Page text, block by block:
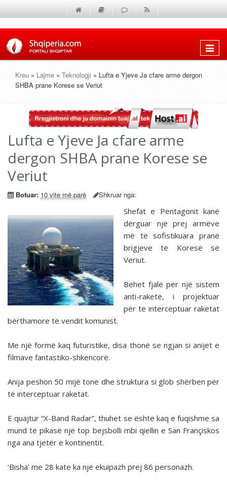
Shfaq
Kreu » Lajme » Teknologji » Lufta e Yjeve Ja cfare arme dergon
SHBA prane Korese se Veriut
Lufta e Yjeve Ja cfare arme
dergon SHBA prane Korese se
Veriut
Botuar: 10 vite më parë Shkruar nga:
Shefat e Pentagonit kanë
dërguar një prej armëve
më të sofistikuara pranë
brigjeve të Koresë së
Veriut.
Bëhet fjalë për një sistem
anti-raketë, i projektuar
për të interceptuar raketat
bërthamore të vendit komunist.
Me një formë kaq futuristike, disa thonë se ngjan si anijet e
filmave fantastiko-shkencorë.
Anija peshon 50 mijë tonë dhe struktura si glob shërben për
të interceptuar raketat.
E quajtur “X-Band Radar”, thuhet se është kaq e fuqishme sa
mund të pikasë një top bejsbolli mbi qiellin e San Françiskos
nga ana tjetër e kontinentit.
‘Bisha’ me 28 kate ka një ekuipazh prej 86 personazh.